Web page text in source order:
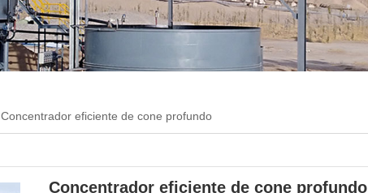
Concentrador eficiente de cone profundo
Concentrador eficiente de cone profundo